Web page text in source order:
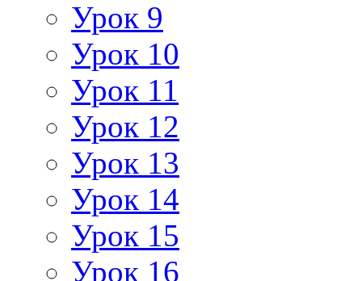
Урок 9
Урок 10
Урок 11
Урок 12
Урок 13
Урок 14
Урок 15
Урок 16